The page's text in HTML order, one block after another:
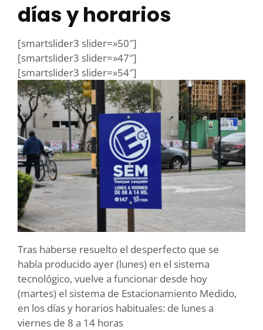
días y horarios
[smartslider3 slider=»50″]
[smartslider3 slider=»47″]
[smartslider3 slider=»54″]
Tras haberse resuelto el desperfecto que se
había producido ayer (lunes) en el sistema
tecnológico, vuelve a funcionar desde hoy
(martes) el sistema de Estacionamiento Medido,
en los días y horarios habituales: de lunes a
viernes de 8 a 14 horas